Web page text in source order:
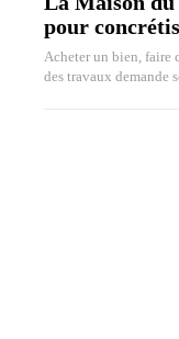
pour
Acheter un bien, faire
des travaux demande